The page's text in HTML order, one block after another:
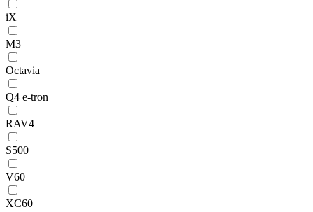
iX
M3
Octavia
Q4 e-tron
RAV4
S500
V60
XC60